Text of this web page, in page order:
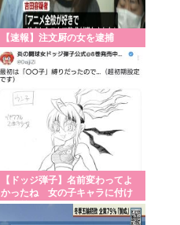
【速報】注文厨の女を逮捕
【ドッジ弾子】名前変わってよ
かったね 女の子キャラに付け
る名前じゃねえだろ…